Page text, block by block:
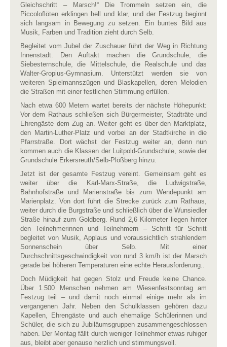
Gleichschritt – Marsch!“ Die Trommeln setzen ein, die
Piccoloflöten erklingen hell und klar, und der Festzug beginnt
sich langsam in Bewegung zu setzen. Ein buntes Bild aus
Musik, Farben und Tradition zieht durch Selb.
Begleitet vom Jubel der Zuschauer führt der Weg in Richtung
Innenstadt. Den Auftakt machen die Grundschule, die
Siebesternschule, die Mittelschule, die Realschule und das
Walter-Gropius-Gymnasium. Unterstützt werden sie von
weiteren Spielmannszügen und Blaskapellen, deren Melodien
die Straßen mit einer festlichen Stimmung erfüllen.
Nach etwa 600 Metern wartet bereits der nächste Höhepunkt:
Vor dem Rathaus schließen sich Bürgermeister, Stadträte und
Ehrengäste dem Zug an. Weiter geht es über den Marktplatz,
den Martin-Luther-Platz und vorbei an der Stadtkirche in die
Pfarrstraße. Dort wächst der Festzug weiter an, denn nun
kommen auch die Klassen der Luitpold-Grundschule, sowie der
Grundschule Erkersreuth/Selb-Plößberg hinzu.
Jetzt ist der gesamte Festzug vereint. Gemeinsam geht es
weiter über die Karl-Marx-Straße, die Ludwigstraße,
Bahnhofstraße und Marienstraße bis zum Wendepunkt am
Marienplatz. Von dort führt die Strecke zurück zum Rathaus,
weiter durch die Burgstraße und schließlich über die Wunsiedler
Straße hinauf zum Goldberg. Rund 2,6 Kilometer liegen hinter
den Teilnehmerinnen und Teilnehmern – Schritt für Schritt
begleitet von Musik, Applaus und voraussichtlich strahlendem
Sonnenschein über Selb. Mit einer
Durchschnittsgeschwindigkeit von rund 3 km/h ist der Marsch
gerade bei höheren Temperaturen eine echte Herausforderung..
Doch Müdigkeit hat gegen Stolz und Freude keine Chance.
Über 1.500 Menschen nehmen am Wiesenfestsonntag am
Festzug teil – und damit noch einmal einige mehr als im
vergangenen Jahr. Neben den Schulklassen gehören dazu
Kapellen, Ehrengäste und auch ehemalige Schülerinnen und
Schüler, die sich zu Jubiläumsgruppen zusammengeschlossen
haben. Der Montag fällt durch weniger Teilnehmer etwas ruhiger
aus, bleibt aber genauso herzlich und stimmungsvoll.